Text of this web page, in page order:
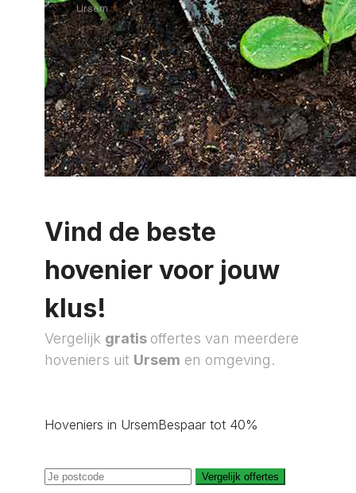
Ursem
Vind de beste
hovenier voor jouw
klus!
Vergelijk gratis offertes van meerdere
hoveniers uit Ursem en omgeving.
Hoveniers in UrsemBespaar tot 40%
Vergelijk offertes